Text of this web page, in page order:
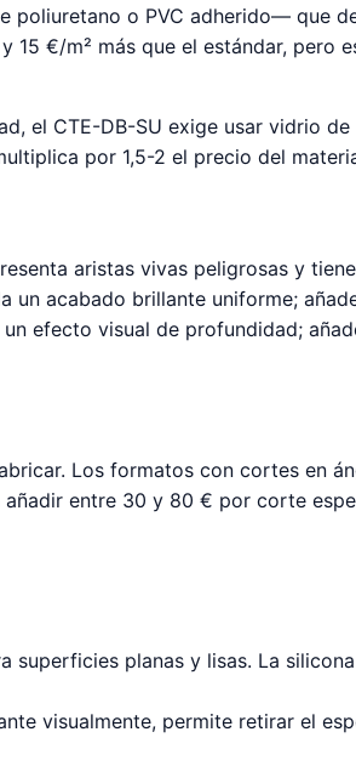
o PVC adherido— que
€/m² más que el estándar,
el CTE-DB-SU exige usar vidrio
por 1,5-2 el precio del
aristas vivas peligrosas y
acabado brillante uniforme;
efecto visual de profundidad;
Los formatos con cortes en
entre 30 y 80 € por corte
superficies planas y lisas. La
visualmente, permite retirar el